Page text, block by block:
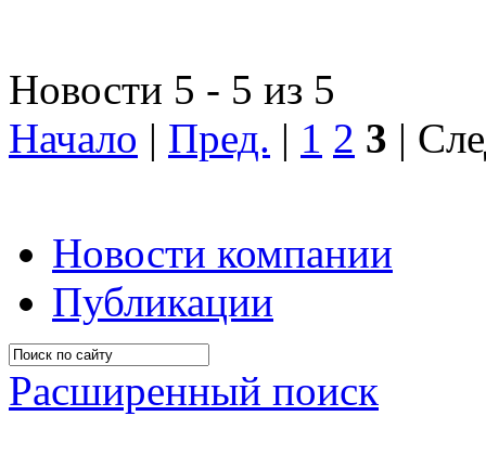
Новости 5 - 5 из 5
Начало | Пред. | 1 2 3 |
Новости компании
Публикации
Расширенный поиск